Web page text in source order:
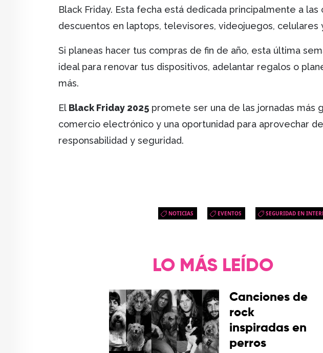
Black Friday. Esta fecha está dedicada principalmente a las
descuentos en laptops, televisores, videojuegos,
Si planeas hacer tus compras de fin de año, esta última
ideal para renovar tus dispositivos, adelantar regalos o
más.
El Black Friday 2025 promete ser una de las jornadas más
comercio electrónico y una oportunidad para aprovechar
responsabilidad y seguridad.
NOTICIAS EVENTOS SEGURIDAD EN
LO MÁS LEÍDO
Canciones de
rock
inspiradas en
perros